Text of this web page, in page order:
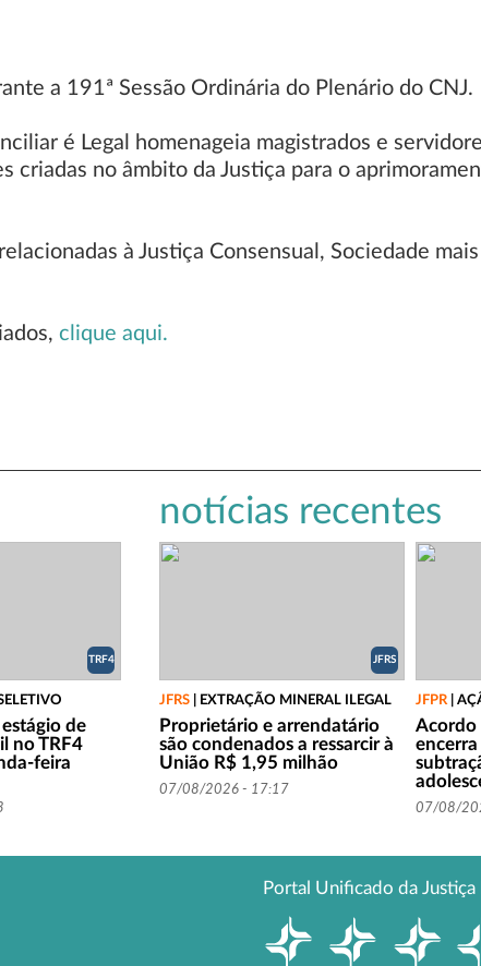
a 191ª Sessão Ordinária do Plenário do CNJ.
é Legal homenageia magistrados e
criadas no âmbito da Justiça para o
à Justiça Consensual, Sociedade
clique aqui.
TRF4
estágio de
no TRF4
feira
notícias recentes
JFRS
JFRS EXTRAÇÃO MINERAL ILEGAL
Proprietário e arrendatário
são condenados a ressarcir à
União R$ 1,95 milhão
07/08/2026 - 17:17
JFPR|
Acordo
encerra
07/08/
Portal Unificado da Justiça